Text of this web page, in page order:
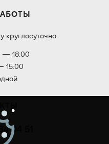
круглосуточно
— 18:00
15:00
04 51